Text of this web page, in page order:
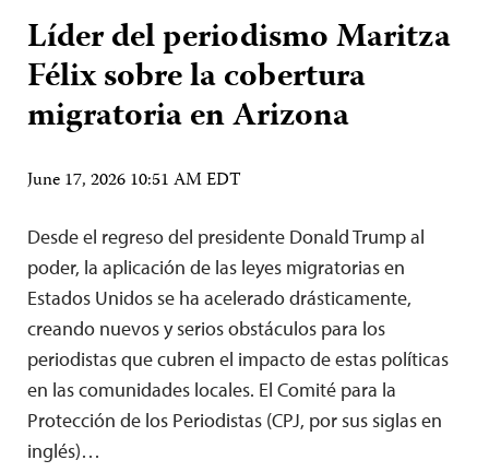
Líder del periodismo Maritza
Félix sobre la cobertura
migratoria en Arizona
June 17, 2026 10:51 AM EDT
Desde el regreso del presidente Donald Trump al
poder, la aplicación de las leyes migratorias en
Estados Unidos se ha acelerado drásticamente,
creando nuevos y serios obstáculos para los
periodistas que cubren el impacto de estas políticas
en las comunidades locales. El Comité para la
Protección de los Periodistas (CPJ, por sus siglas en
inglés)…